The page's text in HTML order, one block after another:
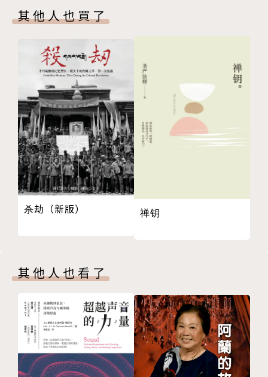
四、日常生活中的用法──提话头
第一天晚上（报到日）：放松、欣赏，体验话头
一、话头威力与虚空等量
二、放松身体，体验呼吸
三、以度假的心情、欣赏的态度禅修
第二天上午：公案与话头的用法
一、以参公案去执着、破烦恼
二、公案的关键句──话头
三、安定身心用话头
第二天晚上：《六祖坛经》：修持一行三昧
一、天台宗四种三昧
二、以直心修一行三昧
一、动静语默修话头
二、用话头取代妄念、制造疑情
三、疑情起于对佛法和自己的信心
第三天晚上：《六祖坛经》：以直心用方法
一、直心是超越主观与客观
二、悟道场、耕心地、居净土
三、直心投入，不起疑心
其他人也買了
杀劫（新版） 禅钥
其他人也看了